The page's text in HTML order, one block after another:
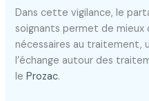
Dans cette vigilance, le
soignants permet de
nécessaires au traitement,
l’échange autour des
leProzac.